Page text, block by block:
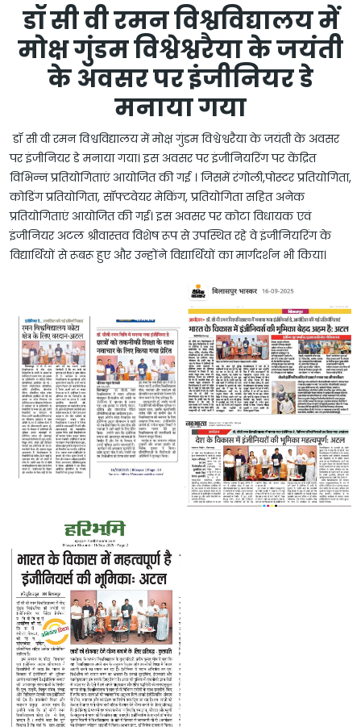
डॉ सी वी रमन विश्वविद्यालय में
मोक्ष गुंडम विश्वेश्वरैया के जयंती
के अवसर पर इंजीनियर डे
मनाया गया
डॉ सी वी रमन विश्वविद्यालय में मोक्ष गुंडम विश्वेश्वरैया के जयंती के अवसर
पर इंजीनियर डे मनाया गया। इस अवसर पर इंजीनियरिंग पर केंद्रित
विभिन्न प्रतियोगिताएं आयोजित की गई । जिसमें रंगोली,पोस्टर प्रतियोगिता,
कोडिंग प्रतियोगिता, सॉफ्टवेयर मेकिंग, प्रतियोगिता सहित अनेक
प्रतियोगिताएं आयोजित की गई। इस अवसर पर कोटा विधायक एवं
इंजीनियर अटल श्रीवास्तव विशेष रूप से उपस्थित रहे वे इंजीनियरिंग के
विद्यार्थियों से रूबरू हुए और उन्होंने विद्यार्थियों का मार्गदर्शन भी किया।